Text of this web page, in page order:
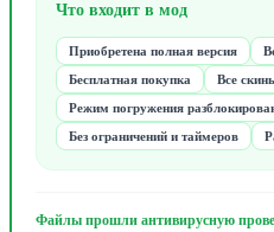
Что входит в мод
Приобретена полная версия
Бесплатная покупка
Все
Режим погружения
Без ограничений и таймеров
Файлы прошли антивирусную